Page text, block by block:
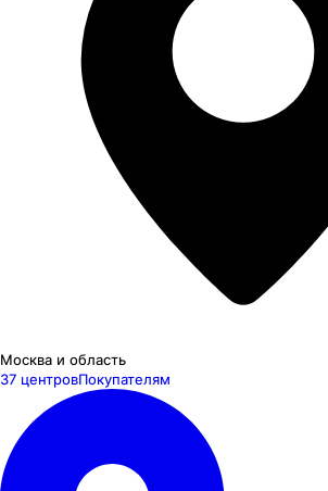
Москва и область
37 центровПокупателям